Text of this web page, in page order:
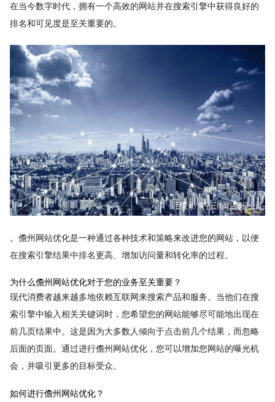
在当今数字时代，拥有一个高效的网站并在搜索引擎中获得良好的
排名和可见度是至关重要的。
。儋州网站优化是一种通过各种技术和策略来改进您的网站，以便
在搜索引擎结果中排名更高、增加访问量和转化率的过程。
为什么儋州网站优化对于您的业务至关重要？
现代消费者越来越多地依赖互联网来搜索产品和服务。当他们在搜
索引擎中输入相关关键词时，您希望您的网站能够尽可能地出现在
前几页结果中。这是因为大多数人倾向于点击前几个结果，而忽略
后面的页面。通过进行儋州网站优化，您可以增加您网站的曝光机
会，并吸引更多的目标受众。
如何进行儋州网站优化？